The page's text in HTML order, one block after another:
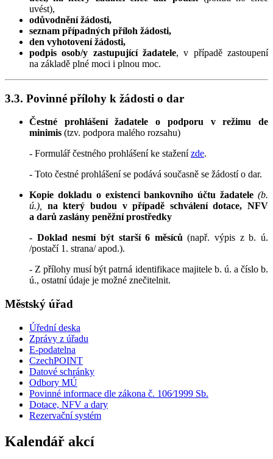
uvést),
odůvodnění žádosti,
seznam případných příloh žádosti,
den vyhotovení žádosti,
podpis osob/y zastupující žadatele, v případě zastoupení
na základě plné moci i plnou moc.
3.3. Povinné přílohy k žádosti o dar
Čestné prohlášení žadatele o podporu v režimu de
minimis (tzv. podpora malého rozsahu)
- Formulář čestného prohlášení ke staženízde.
- Toto čestné prohlášení se podává současně se žádostí o dar.
Kopie dokladu o existenci bankovního účtu žadatele (b.
ú.), na který budou v případě schválení dotace, NFV
a darů zaslány peněžní prostředky
- Doklad nesmí být starší 6 měsíců(např. výpis z b. ú.
/postačí 1. strana/ apod.).
- Z přílohy musí být patrná identifikace majitele b. ú. a číslo b.
ú., ostatní údaje je možné znečitelnit.
Městský úřad
Úřední deska
Zprávy z úřadu
E-podatelna
CzechPOINT
Datové schránky
Odbory MÚ
Povinné informace dle zákona č. 106⁄1999 Sb.
Dotace, NFV a dary
Rezervační systém
Kalendář akcí